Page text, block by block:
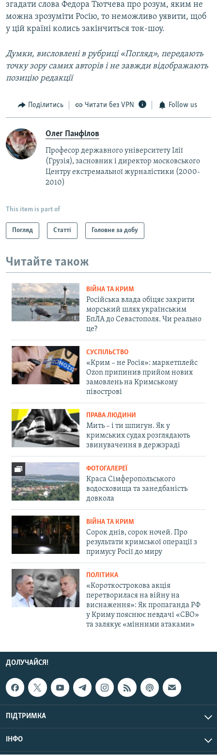
згадати слова Федора Тютчева про розум, яким не
можна зрозуміти Росію, то неможливо уявити, щоб
у цій країні колись закінчиться ток-шоу.
Думки, висловлені в рубриці «Погляд», передають
точку зору самих авторів і не завжди відображають
позицію редакції
Поділитись Читати без VPN Follow us
Олег Панфілов
Професор державного університету Ілії
(Грузія), засновник і директор московського
Центру екстремальної журналістики (2000-
2010)
This item is part of
Погляд Статті Головне за добу
Читайте також
ВІЙНА ТА КРИМ
Російська влада обіцяє закрити
морський шлях українським
БпЛА до Севастополя. Чи реально
це?
СУСПІЛЬСТВО
«Крим – не Росія»: маркетплейс
Ozon припинив прийом нових
замовлень на Кримському
півострові
ПРАВА ЛЮДИНИ
Мить – і ти шпигун. Як у
кримських судах розглядають
звинувачення в держзраді
ФОТОГАЛЕРЕЇ
Краса Сімферопольського
водосховища та занедбаність
довкола
ВІЙНА ТА КРИМ
Сорок днів, сорок ночей. Про
результати кримської операції з
примусу Росії до миру
ПОЛІТИКА
«Короткострокова акція
перетворилася на війну на
виснаження»: Як пропаганда РФ
у Криму пояснює невдачі «СВО»
та залякує «мінними атаками»
ДОЛУЧАЙСЯ!
ПІДТРИМКА
ІНФО